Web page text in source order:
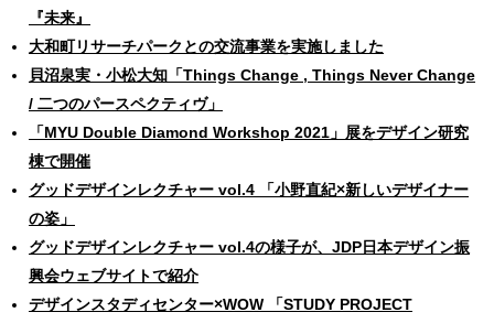
『未来』
大和町リサーチパークとの交流事業を実施しました
貝沼泉実・小松大知「Things Change , Things Never Change
/ 二つのパースペクティヴ」
「MYU Double Diamond Workshop 2021」展をデザイン研究
棟で開催
グッドデザインレクチャー vol.4 「小野直紀×新しいデザイナー
の姿」
グッドデザインレクチャー vol.4の様子が、JDP日本デザイン振
興会ウェブサイトで紹介
デザインスタディセンター×WOW 「STUDY PROJECT